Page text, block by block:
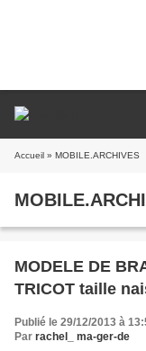
Accueil » MOBILE.ARCHIVES
MODELE DE
TRICOT taille
Publié le 29/12/2013 à
Par rachel_ ma-ger-de